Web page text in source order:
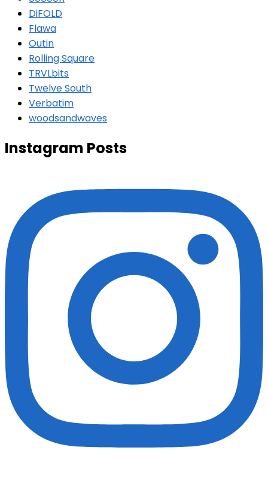
DiFOLD
Flawa
Outin
Rolling Square
TRVLbits
Twelve South
Verbatim
woodsandwaves
Instagram Posts